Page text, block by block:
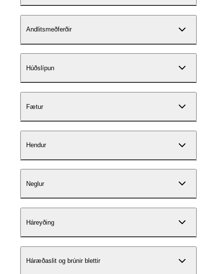
Andlitsmeðferðir
Húðslípun
Fætur
Hendur
Neglur
Háreyðing
Háræðaslit og brúnir blettir